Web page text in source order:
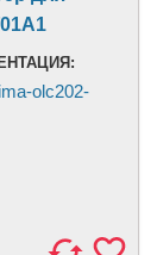
olc202-